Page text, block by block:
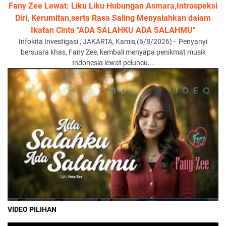
Fany Zee Lewat: Liku Liku Hubungan Asmara,Introspeksi
Diri, Kerumitan,serta Rasa Saling Menyalahkan dalam
Ikatan Cinta "ADA SALAHKU ADA SALAHMU"
Infokita Investigasi , JAKARTA, Kamis,(6/8/2026) - Penyanyi
bersuara khas, Fany Zee, kembali menyapa penikmat musik
Indonesia lewat peluncu...
VIDEO PILIHAN